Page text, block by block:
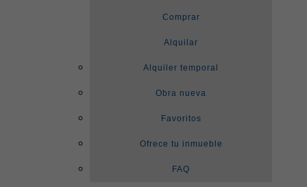
Comprar
Alquilar
Alquiler temporal
Obra nueva
Favoritos
Ofrece tu inmueble
FAQ